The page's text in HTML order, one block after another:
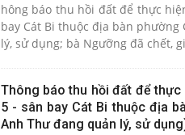
hông báo thu hồi đất để thực
bay Cát Bi thuộc địa bàn
lý, sử dụng; bà Ngưỡng đã chết,
Thông báo thu hồi đất để
5 - sân bay Cát Bi thuộc địa
Anh Thư đang quản lý, sử